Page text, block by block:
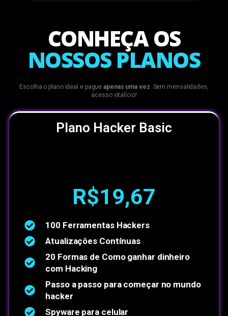
CONHEÇA OS
NOSSOS PLANOS
Escolha o plano ideal e pagueapenas uma vez. Sem mensalidades,
acesso vitalício!
Plano Hacker Basic
R$19,67
100 Ferramentas Hackers
Atualizaçôes Contínuas
20 Formas de Como ganhar dinheiro
com Hacking
Passo a passo para começar no mundo
hacker
Spyware para celular